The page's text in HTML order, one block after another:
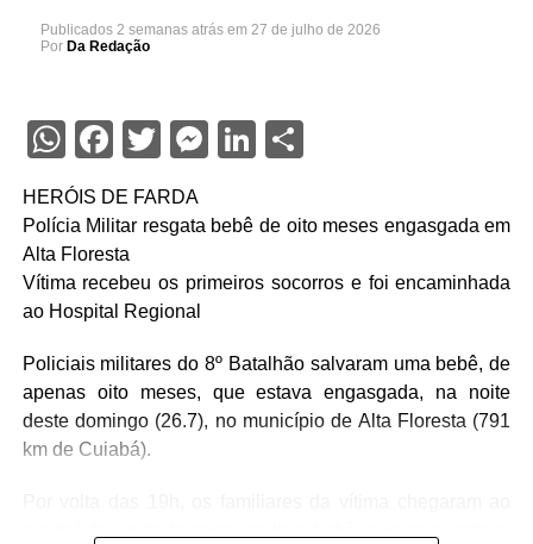
Publicados 2 semanas atrás em 27 de julho de 2026
Por Da Redação
WhatsApp
Facebook
Twitter
Messenger
LinkedIn
Share
HERÓIS DE FARDA
Polícia Militar resgata bebê de oito meses engasgada em
Alta Floresta
Vítima recebeu os primeiros socorros e foi encaminhada
ao Hospital Regional
Policiais militares do 8º Batalhão salvaram uma bebê, de
apenas oito meses, que estava engasgada, na noite
deste domingo (26.7), no município de Alta Floresta (791
km de Cuiabá).